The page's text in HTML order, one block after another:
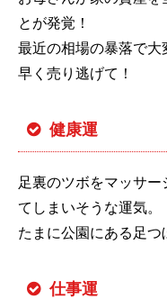
とが発覚！
最近の相場の暴落で大
早く売り逃げて！
健康運
足裏のツボをマッサ
てしまいそうな運気。
たまに公園にある足つ
仕事運